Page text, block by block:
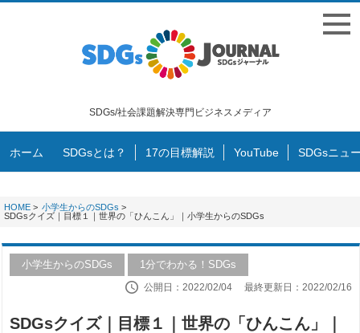
SDGs/社会課題解決専門ビジネスメディア
ホーム SDGsとは？ 17の目標解説 YouTube SDGsニュ
HOME > 小学生からのSDGs >
SDGsクイズ｜目標１｜世界の「ひんこん」｜小学生からのSDGs
小学生からのSDGs 1分でわかる！SDGs
公開日：2022/02/04 最終更新日：2022/02/16
SDGsクイズ｜目標１｜世界の「ひんこん」｜